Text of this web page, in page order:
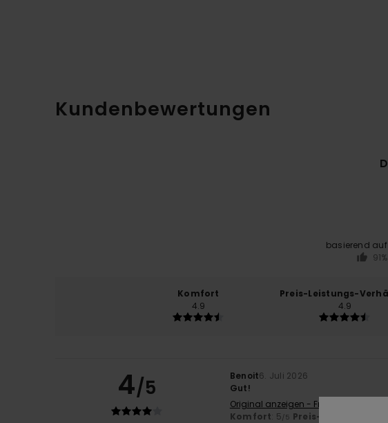
Kundenbewertungen
basierend auf
Komfort
4.9
Preis-Leistungs-
4.9
4/5 Benoit6. Juli 2026
Gut!
Original anzeigen - Français
Komfort: 5/5 Preis-Leistungs-